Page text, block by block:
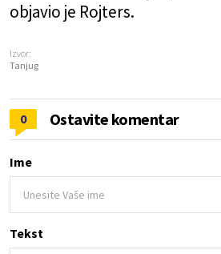
objavio je Rojters.
Izvor:
Tanjug
0 Ostavite komentar
Ime
Tekst